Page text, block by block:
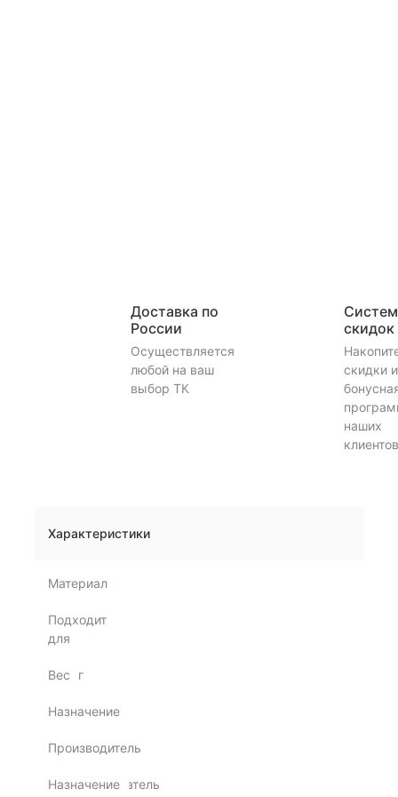
Доставка по
России
Осуществляется
любой на ваш
выбор ТК
скидок
скидки и
наших
клиентов
Характеристики
Материал
Металл
Подходит
для
Хранение
Вес
0.4 кг
Назначение
Навесная
Производитель
РЖБК
Назначение
полка, Держатель